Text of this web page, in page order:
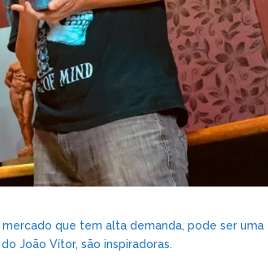
que tem alta demanda, pode ser uma
João Vítor, são inspiradoras.